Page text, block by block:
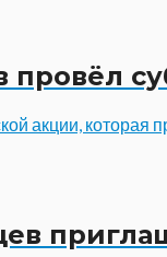
провёл
акции, которая